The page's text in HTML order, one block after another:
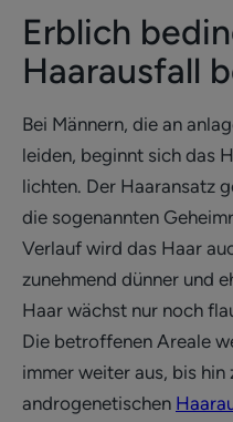
Erblich
Haarausfall
Bei Männern, die an
leiden, beginnt sich das
lichten. Der Haaransatz
die sogenannten
Verlauf wird das Haar
zunehmend dünner und
Haar wächst nur noch
Die betroffenen Areale
immer weiter aus, bis
androgenetischen